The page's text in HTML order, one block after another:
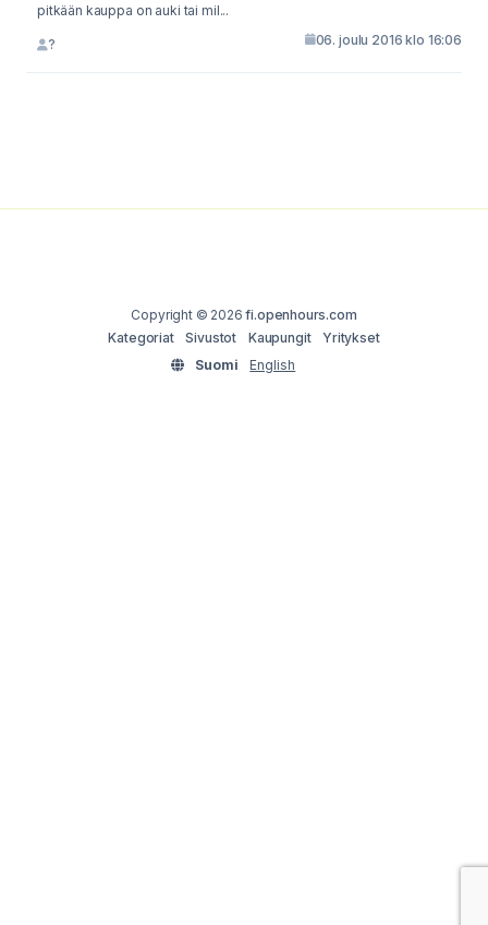
pitkään kauppa on auki tai mil...
? 06. joulu 2016 klo 16:06
Copyright © 2026fi.openhours.com
Kategoriat
Sivustot Kaupungit
Yritykset
Suomi
English